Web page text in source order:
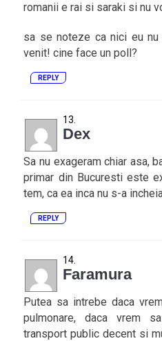
romanii e rai si saraki si nu
sa se noteze ca nici eu
venit! cine face un poll?
REPLY
Dex
Sa nu exageram chiar asa,
primar din Bucuresti este
tem, ca ea inca nu s-a
REPLY
Faramura
Putea sa intrebe daca
pulmonare, daca vrem
transport public decent si